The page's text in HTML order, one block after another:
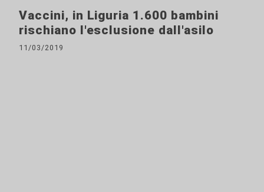
Vaccini, in Liguria 1.600 bambini
rischiano l'esclusione dall'asilo
11/03/2019